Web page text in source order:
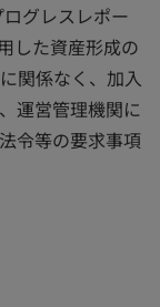
グレスレポー
した資産形成の
関係なく、加入
運営管理機関に
令等の要求事項